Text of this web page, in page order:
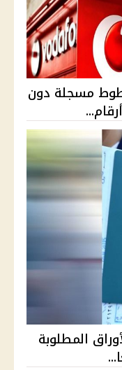
مسجلة دون
السفر 2026.. الأوراق المطلوبة